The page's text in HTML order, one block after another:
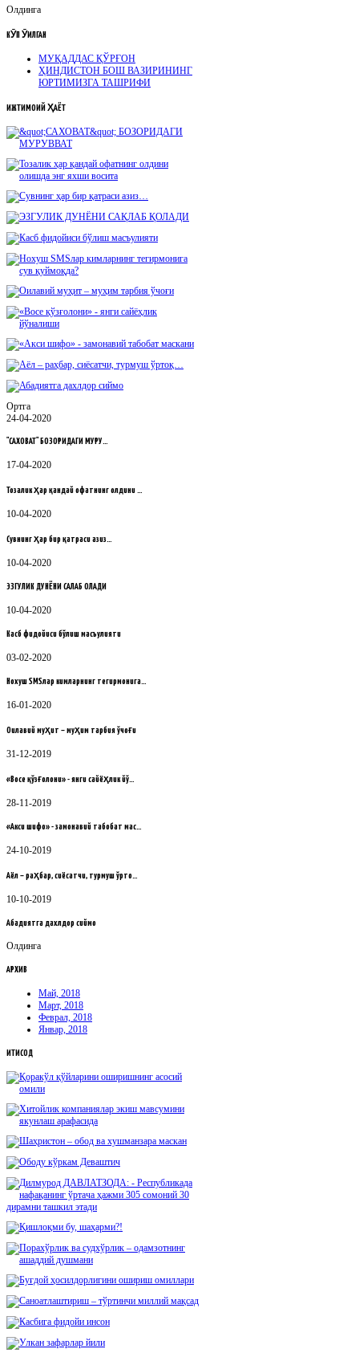
Олдинга
КӮП ӮҚИЛГАН
МУҚАДДАС ҚЎРҒОН
ҲИНДИСТОН БОШ ВАЗИРИНИНГ
ЮРТИМИЗГА ТАШРИФИ
ИЖТИМОИЙ ҲАЁТ
Ортга
24-04-2020
"САХОВАТ" БОЗОРИДАГИ МУРУ…
17-04-2020
Тозалик ҳар қандай офатнинг олдини …
10-04-2020
Сувнинг ҳар бир қатраси азиз…
10-04-2020
ЭЗГУЛИК ДУНЁНИ САҚЛАБ ҚОЛАДИ
10-04-2020
Касб фидойиси бўлиш масъулияти
03-02-2020
Нохуш SMSлар кимларнинг тегирмонига…
16-01-2020
Оилавий муҳит – муҳим тарбия ўчоғи
31-12-2019
«Восе қўзғолони» - янги сайёҳлик йў…
28-11-2019
«Акси шифо» - замонавий табобат мас…
24-10-2019
Аёл – раҳбар, сиёсатчи, турмуш ўрто…
10-10-2019
Абадиятга дахлдор сиймо
Олдинга
АРХИВ
Май, 2018
Март, 2018
Феврал, 2018
Январ, 2018
ИҚТИСОД